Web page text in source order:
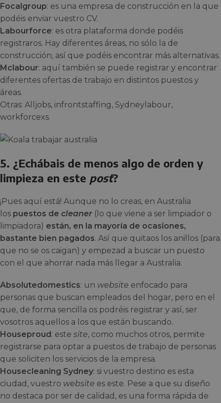
Focalgroup: es una empresa de construcción en la que
podéis enviar vuestro CV.
Labourforce: es otra plataforma donde podéis
registraros. Hay diferentes áreas, no sólo la de
construcción, así que podéis encontrar más alternativas.
Mclabour: aquí también se puede registrar y encontrar
diferentes ofertas de trabajo en distintos puestos y
áreas.
Otras: Alljobs, infrontstaffing, Sydneylabour,
workforcexs.
5. ¿Echábais de menos algo de orden y
limpieza en este post?
¡Pues aquí está! Aunque no lo creas, en Australia
los puestos de cleaner (lo que viene a ser limpiador o
limpiadora) están, en la mayoría de ocasiones,
bastante bien pagados. Así que quitaos los anillos (para
que no se os caigan) y empezad a buscar un puesto
con el que ahorrar nada más llegar a Australia.
Absolutedomestics: un website enfocado para
personas que buscan empleados del hogar, pero en el
que, de forma sencilla os podréis registrar y así, ser
vosotros aquellos a los que están buscando.
Houseproud : este site, como muchos otros, permite
registrarse para optar a puestos de trabajo de personas
que soliciten los servicios de la empresa.
Housecleaning Sydney: si vuestro destino es esta
ciudad, vuestro website es este. Pese a que su diseño
no destaca por ser de calidad, es una forma rápida de